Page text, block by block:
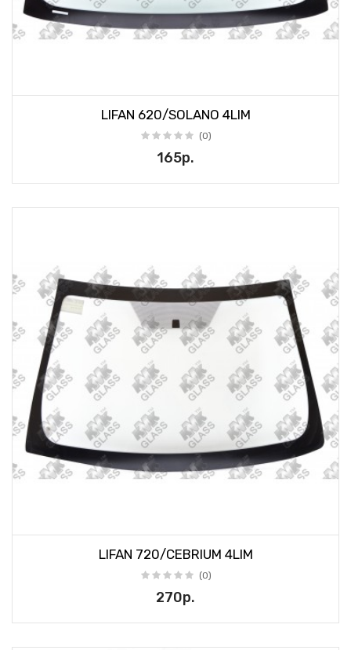
LIFAN 620/SOLANO 4LIM
(0)
165р.
LIFAN 720/CEBRIUM 4LIM
(0)
270р.